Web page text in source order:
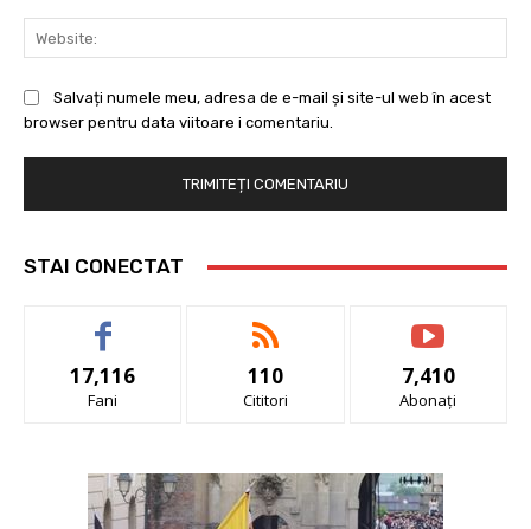
Salvați numele meu, adresa de e-mail și site-ul web în acest
browser pentru data viitoare i comentariu.
STAI CONECTAT
17,116
Fani
110
Cititori
7,410
Abonați